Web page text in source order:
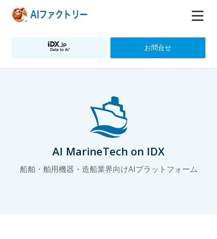
お問合せ
AI MarineTech on IDX
船舶・舶用機器・造船業界向けAIプラットフォーム